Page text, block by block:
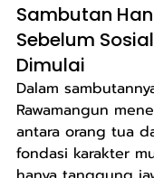
Sambutan
Sebelum
Dimulai
Dalam
Rawamangun
antara orang tua
fondasi karakter